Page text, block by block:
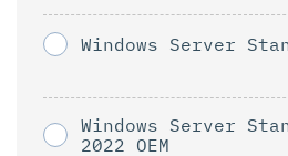
Windows Server
Windows Server
2022 OEM